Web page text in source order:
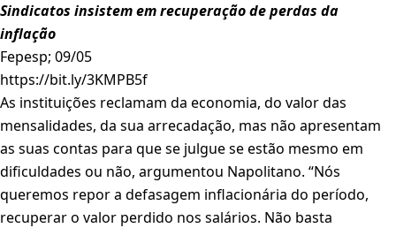
Sindicatos insistem em recuperação de perdas da
inflação
Fepesp; 09/05
https://bit.ly/3KMPB5f
As instituições reclamam da economia, do valor das
mensalidades, da sua arrecadação, mas não apresentam
as suas contas para que se julgue se estão mesmo em
dificuldades ou não, argumentou Napolitano. “Nós
queremos repor a defasagem inflacionária do período,
recuperar o valor perdido nos salários. Não basta